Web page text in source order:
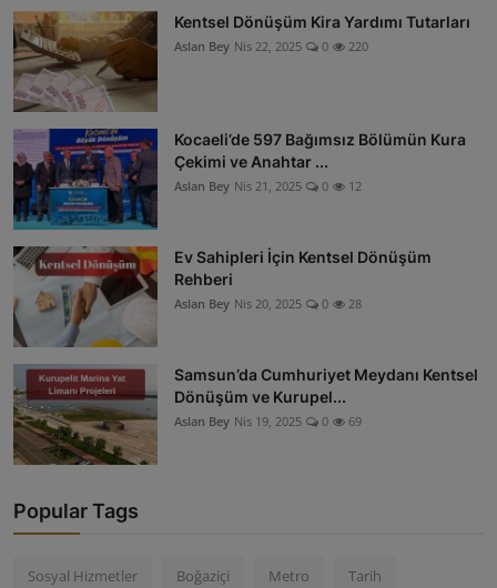
Kentsel Dönüşüm Kira Yardımı Tutarları
Aslan Bey Nis 22, 2025 0 220
Kocaeli’de 597 Bağımsız Bölümün Kura
Çekimi ve Anahtar ...
Aslan Bey Nis 21, 2025 0 12
Ev Sahipleri İçin Kentsel Dönüşüm
Rehberi
Aslan Bey Nis 20, 2025 0 28
Samsun’da Cumhuriyet Meydanı Kentsel
Dönüşüm ve Kurupel...
Aslan Bey Nis 19, 2025 0 69
Popular Tags
Sosyal Hizmetler Boğaziçi Metro Tarih